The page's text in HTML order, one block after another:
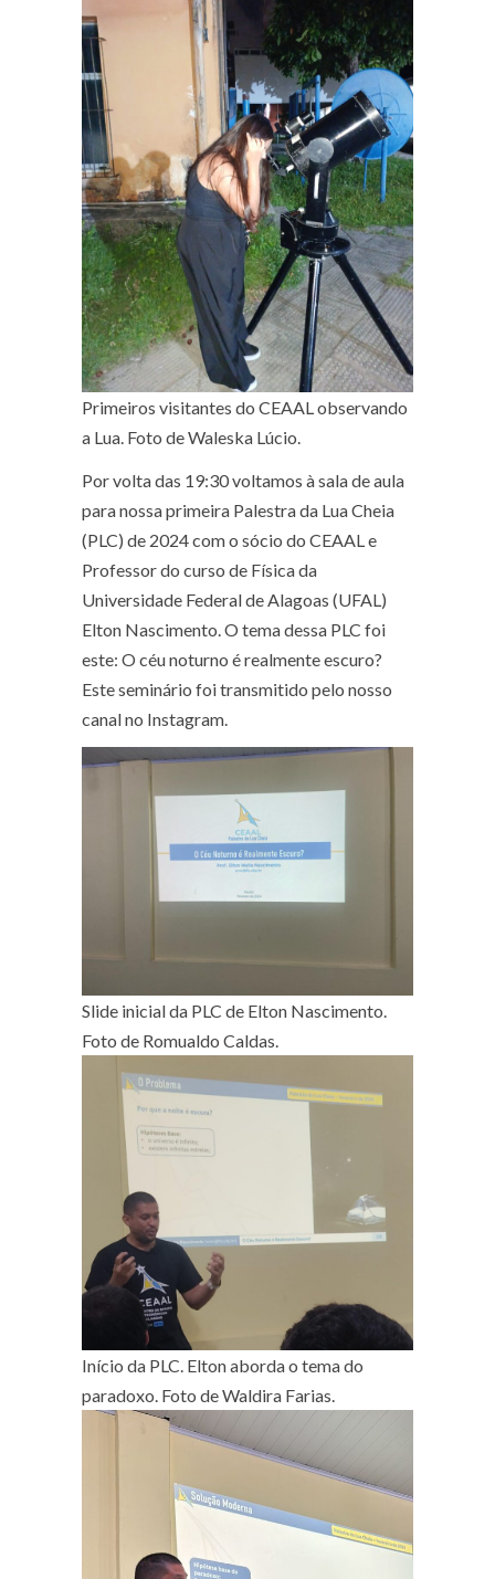
Primeiros visitantes do CEAAL observando
a Lua. Foto de Waleska Lúcio.
Por volta das 19:30 voltamos à sala de aula
para nossa primeira Palestra da Lua Cheia
(PLC) de 2024 com o sócio do CEAAL e
Professor do curso de Física da
Universidade Federal de Alagoas (UFAL)
Elton Nascimento. O tema dessa PLC foi
este: O céu noturno é realmente escuro?
Este seminário foi transmitido pelo nosso
canal no Instagram.
Slide inicial da PLC de Elton Nascimento.
Foto de Romualdo Caldas.
Início da PLC. Elton aborda o tema do
paradoxo. Foto de Waldira Farias.